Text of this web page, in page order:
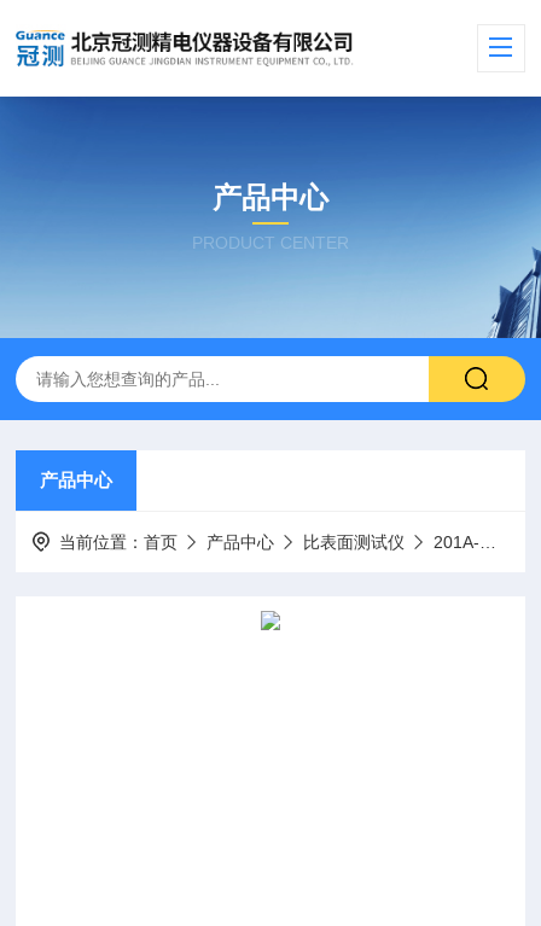
产品中心
PRODUCT CENTER
产品中心
当前位置：首页 产品中心 比表面测试仪 201A-比表面仪孔径分析仪